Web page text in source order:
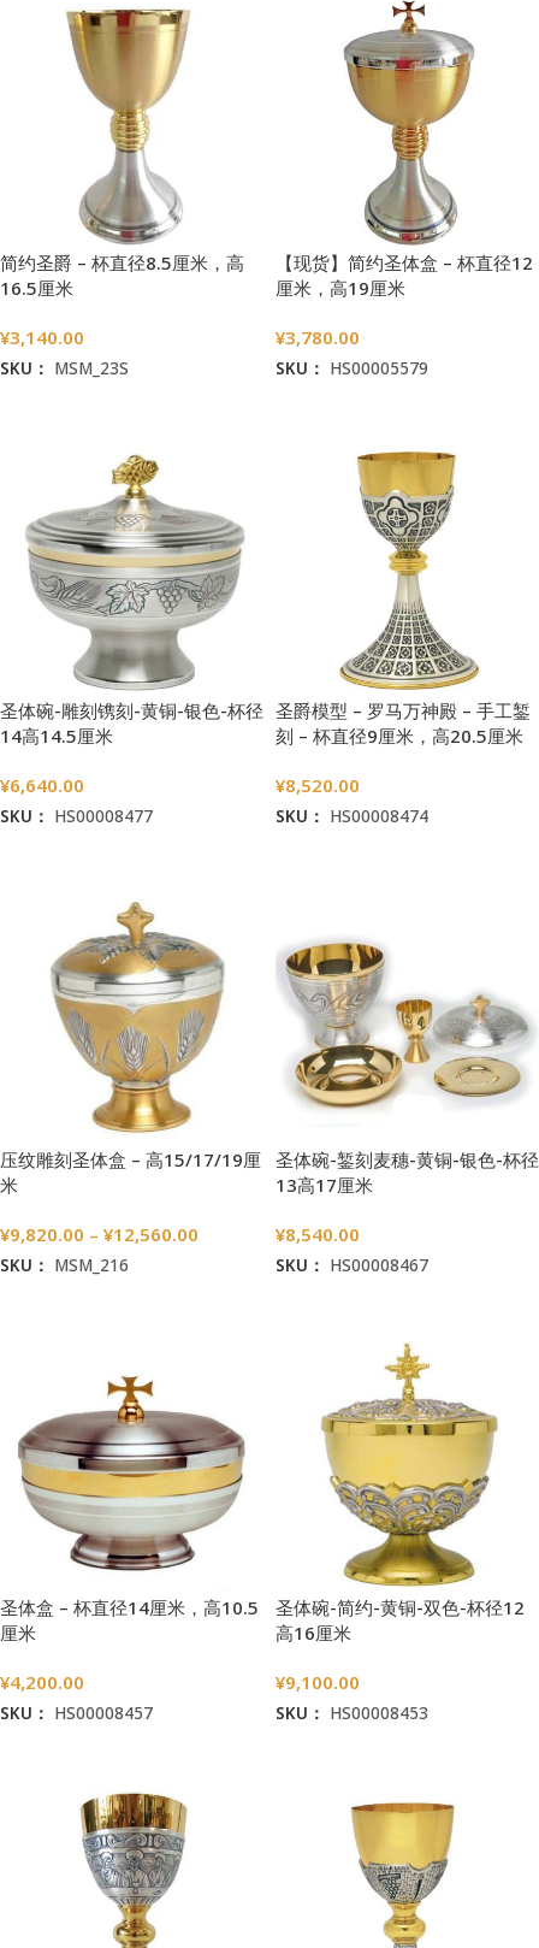
简约圣爵 – 杯直径8.5厘米，高
16.5厘米
¥3,140.00
SKU： MSM_23S
【现货】简约圣体盒 – 杯直径12
厘米，高19厘米
¥3,780.00
SKU： HS00005579
圣体碗-雕刻镌刻-黄铜-银色-杯径
14高14.5厘米
¥6,640.00
SKU： HS00008477
圣爵模型 – 罗马万神殿 – 手工錾
刻 – 杯直径9厘米，高20.5厘米
¥8,520.00
SKU： HS00008474
压纹雕刻圣体盒 – 高15/17/19厘
米
¥9,820.00 – ¥12,560.00
SKU： MSM_216
圣体碗-錾刻麦穗-黄铜-银色-杯径
13高17厘米
¥8,540.00
SKU： HS00008467
圣体盒 – 杯直径14厘米，高10.5
厘米
¥4,200.00
SKU： HS00008457
圣体碗-简约-黄铜-双色-杯径12
高16厘米
¥9,100.00
SKU： HS00008453